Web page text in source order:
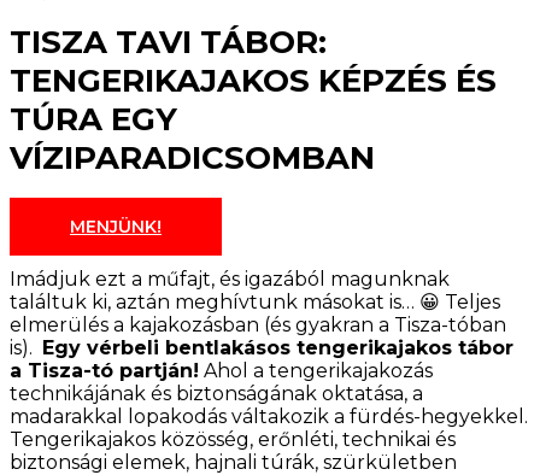
TISZA TAVI TÁBOR:
TENGERIKAJAKOS KÉPZÉS ÉS
TÚRA EGY
VÍZIPARADICSOMBAN
MENJÜNK!
Imádjuk ezt a műfajt, és igazából magunknak
találtuk ki, aztán meghívtunk másokat is… 😀 Teljes
elmerülés a kajakozásban (és gyakran a Tisza-tóban
is). Egy vérbeli bentlakásos tengerikajakos tábor
a Tisza-tó partján! Ahol a tengerikajakozás
technikájának és biztonságának oktatása, a
madarakkal lopakodás váltakozik a fürdés-hegyekkel.
Tengerikajakos közösség, erőnléti, technikai és
biztonsági elemek, hajnali túrák, szürkületben